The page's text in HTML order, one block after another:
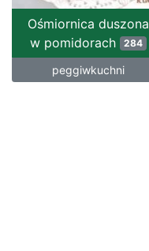
Ośmiornica duszona
w pomidorach 284
peggiwkuchni